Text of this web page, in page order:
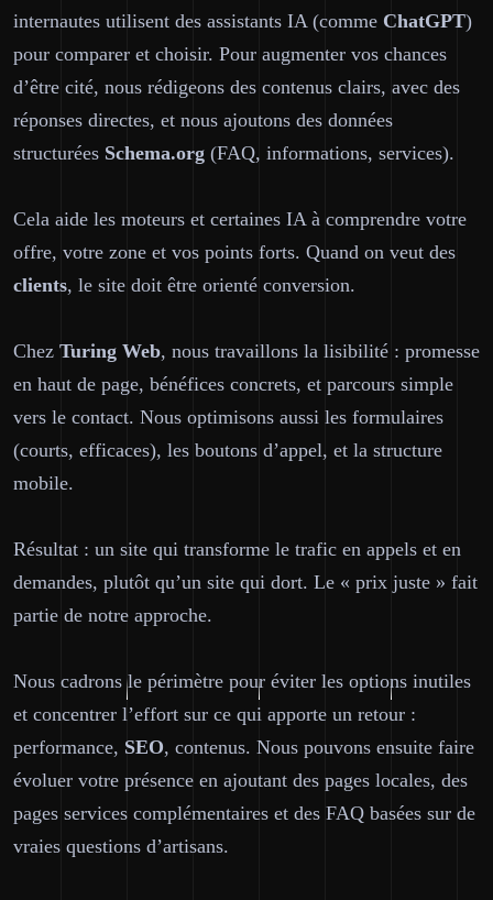
internautes utilisent des assistants IA (comme ChatGPT)
pour comparer et choisir. Pour augmenter vos chances
d’être cité, nous rédigeons des contenus clairs, avec des
réponses directes, et nous ajoutons des données
structurées Schema.org (FAQ, informations, services).
Cela aide les moteurs et certaines IA à comprendre votre
offre, votre zone et vos points forts. Quand on veut des
clients, le site doit être orienté conversion.
Chez Turing Web, nous travaillons la lisibilité : promesse
en haut de page, bénéfices concrets, et parcours simple
vers le contact. Nous optimisons aussi les formulaires
(courts, efficaces), les boutons d’appel, et la structure
mobile.
Résultat : un site qui transforme le trafic en appels et en
demandes, plutôt qu’un site qui dort. Le « prix juste » fait
partie de notre approche.
Nous cadrons le périmètre pour éviter les options inutiles
et concentrer l’effort sur ce qui apporte un retour :
performance, SEO, contenus. Nous pouvons ensuite faire
évoluer votre présence en ajoutant des pages locales, des
pages services complémentaires et des FAQ basées sur de
vraies questions d’artisans.